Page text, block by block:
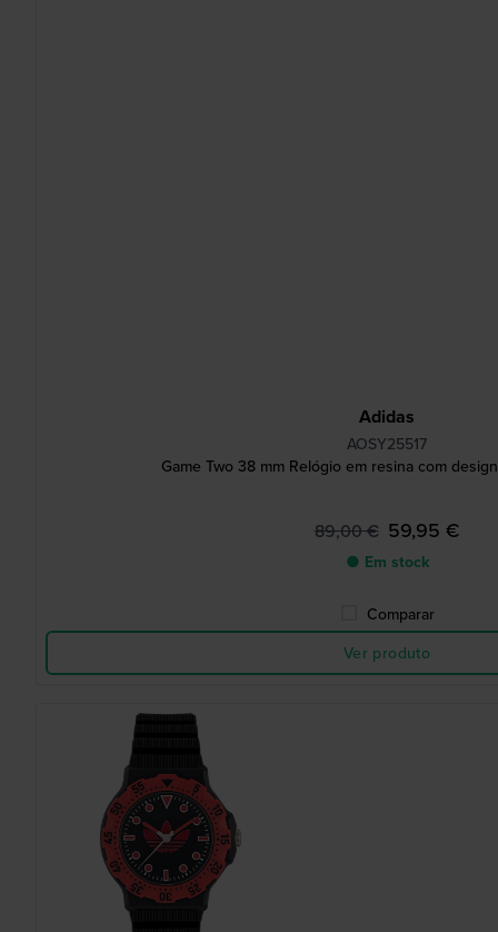
Adidas
AOSY25517
Game Two 38 mm Relógio em resina com
89,00 € 59,95 €
● Em stock
Comparar
Ver produto